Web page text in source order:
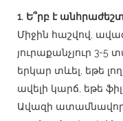
1. Ե՞րբ է
Միջին հաշվով,
յուրաքանչյուր 3-5
երկար տևել, եթե
ավելի կարճ, եթե
Ավազի ատամնավոր